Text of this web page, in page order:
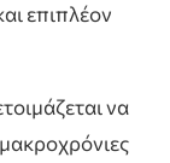
επιπλέον
να